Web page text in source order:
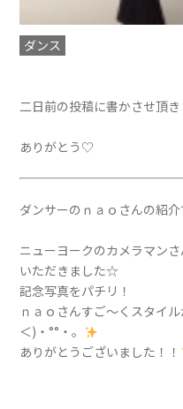
ダンス
二日前の投稿に書かさせ頂
ありがとう♡
ダンサーのｎａｏさんの紹介
ニューヨークのカメラマン
いただきました☆
記念写真をパチリ！
ｎａｏさんすご〜くスタイ
＜)・°°・。
ありがとうございました！！